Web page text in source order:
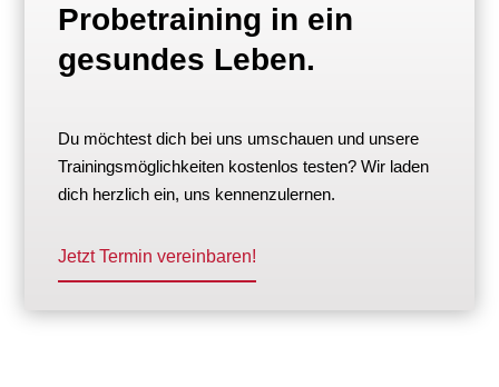
Probetraining in ein
gesundes Leben.
Du möchtest dich bei uns umschauen und unsere
Trainingsmöglichkeiten kostenlos testen? Wir laden
dich herzlich ein, uns kennenzulernen.
Jetzt Termin vereinbaren!